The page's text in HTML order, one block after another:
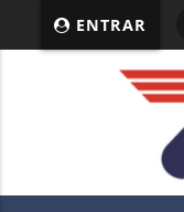
ENTRAR